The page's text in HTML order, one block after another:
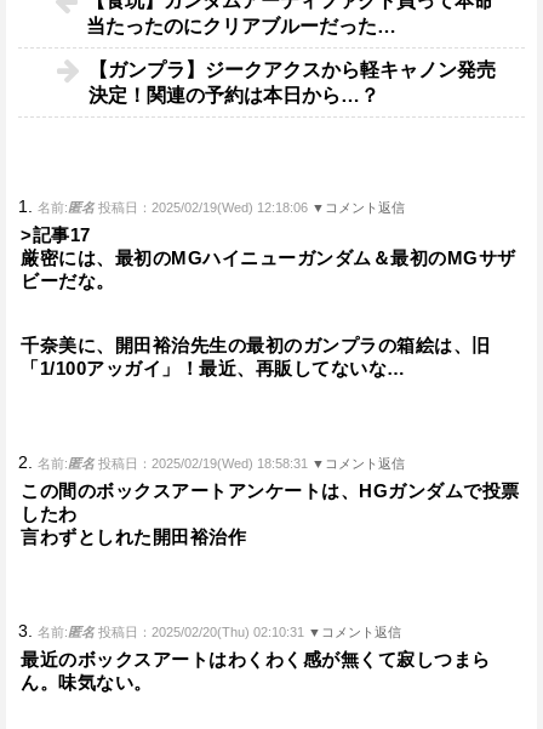
当たったのにクリアブルーだった…
【ガンプラ】ジークアクスから軽キャノン発売
決定！関連の予約は本日から…？
1. 名前:匿名 投稿日：2025/02/19(Wed) 12:18:06 ▼コメント返信
>記事17
厳密には、最初のMGハイニューガンダム＆最初のMGサザ
ビーだな。
千奈美に、開田裕治先生の最初のガンプラの箱絵は、旧
「1/100アッガイ」！最近、再販してないな…
2. 名前:匿名 投稿日：2025/02/19(Wed) 18:58:31 ▼コメント返信
この間のボックスアートアンケートは、HGガンダムで投票
したわ
言わずとしれた開田裕治作
3. 名前:匿名 投稿日：2025/02/20(Thu) 02:10:31 ▼コメント返信
最近のボックスアートはわくわく感が無くて寂しつまら
ん。味気ない。